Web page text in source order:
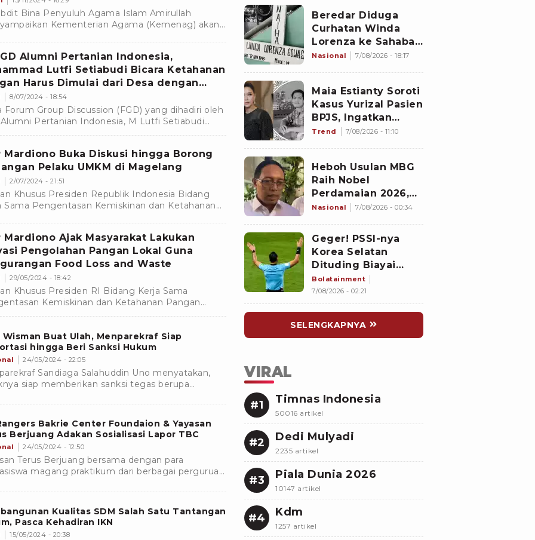
Bina Penyuluh Agama Islam Amirullah
Kementerian Agama (Kemenag) akan
Alumni Pertanian Indonesia,
Lutfi Setiabudi Bicara Ketahanan
Harus Dimulai dari Desa dengan
Diferensiasi Tata Kelola
8/07/2024 - 18:54
Forum Group Discussion (FGD) yang dihadiri oleh
Alumni Pertanian Indonesia, M Lutfi Setiabudi
pentingnya memulai upaya ketahanan
Mardiono Buka Diskusi hingga Borong
Pelaku UMKM di Magelang
2/07/2024 - 21:51
Khusus Presiden Republik Indonesia Bidang
Sama Pengentasan Kemiskinan dan Ketahanan
Mardiono Ajak Masyarakat Lakukan
Pengolahan Pangan Lokal Guna
Food Loss and Waste
29/05/2024 - 18:42
Khusus Presiden RI Bidang Kerja Sama
Kemiskinan dan Ketahanan Pangan
Mardiono ajak seluruh masyarakat untuk
food loss and waste.
Wisman Buat Ulah, Menparekraf Siap
hingga Beri Sanksi Hukum
24/05/2024 - 22:05
Sandiaga Salahuddin Uno menyatakan,
siap memberikan sanksi tegas berupa
berulah
Bakrie Center Foundaion & Yayasan
Berjuang Adakan Sosialisasi Lapor TBC
24/05/2024 - 12:50
Terus Berjuang bersama dengan para
magang praktikum dari berbagai perguruan
Balik dan Dukungan bagi Orang yang
TBC
Kualitas SDM Salah Satu Tantangan
Pasca Kehadiran IKN
15/05/2024 - 20:38
Beredar Diduga
Curhatan Winda
Lorenza ke Sahabat,
Temukan Fakta
Tewas
Nasional 7/08/2026 - 18:17
Maia Estianty Soroti
Kasus Yurizal Pasien
BPJS, Ingatkan
Nakes untuk Jaga
Trend 7/08/2026 - 11:10
Heboh Usulan MBG
Raih Nobel
Perdamaian 2026,
Istana Akhirnya
Nasional 7/08/2026 - 00:34
Geger! PSSI-nya
Korea Selatan
Dituding Biayai
Hiburan Seks untuk
Wasit Asing, KFA
Buka Suara
Bolatainment
7/08/2026 - 02:21
SELENGKAPNYA
VIRAL
#1 Timnas Indonesia
50016 artikel
#2 Dedi Mulyadi
2235 artikel
#3 Piala Dunia 2026
10147 artikel
#4 Kdm
1257 artikel